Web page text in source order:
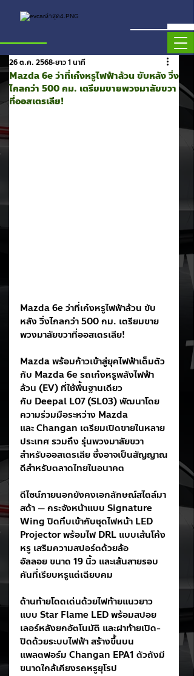
Mazda 6e ว่าที่เก๋งหรูไฟฟ้าล้วน ขับหลัง วิ่ง
ไกลกว่า 500 กม. เตรียมขายพวงมาลัยขวา
ที่ออสเตรเลีย!
26 ต.ค. 2568 ยาว 1 นาที
Mazda 6e ว่าที่เก๋งหรูไฟฟ้าล้วน ขับ
หลัง วิ่งไกลกว่า 500 กม. เตรียมขาย
พวงมาลัยขวาที่ออสเตรเลีย!
Mazda พร้อมก้าวเข้าสู่ยุคไฟฟ้าเต็มตัว
กับ Mazda 6e รถเก๋งหรูพลังไฟฟ้า
ล้วน (EV) ที่ใช้พื้นฐานเดียว
กับ Deepal L07 (SL03) พัฒนาโดย
ความร่วมมือระหว่าง Mazda
และ Changan เตรียมเปิดขายในหลาย
ประเทศ รวมถึง รุ่นพวงมาลัยขวา
สำหรับออสเตรเลีย ซึ่งอาจเป็นสัญญาณ
ดีสำหรับตลาดไทยในอนาคต
ดีไซน์ภายนอกยังคงเอกลักษณ์สไตล์มา
สด้า — กระจังหน้าแบบ Signature
Wing ปิดทึบเข้ากับชุดไฟหน้า LED
Projector พร้อมไฟ DRL แบบเส้นโค้ง
หรู เสริมความสปอร์ตด้วยล้อ
อัลลอย ขนาด 19 นิ้ว และเส้นสายรอบ
คันที่เรียบหรูแต่เฉียบคม
ด้านท้ายโดดเด่นด้วยไฟท้ายแนวยาว
แบบ Star Flame LED พร้อมสปอย
เลอร์หลังยกอัตโนมัติ และฝาท้ายเปิด-
ปิดด้วยระบบไฟฟ้า สร้างขึ้นบน
แพลตฟอร์ม Changan EPA1 ตัวถังมี
ขนาดใกล้เคียงรถหรูยุโรป